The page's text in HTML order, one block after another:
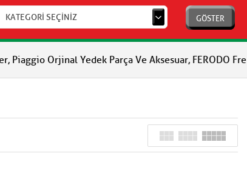
KATEGORİ SEÇİNİZ GÖSTER
Orjinal Yedek Parça Ve Aksesuar, FERODO Fren